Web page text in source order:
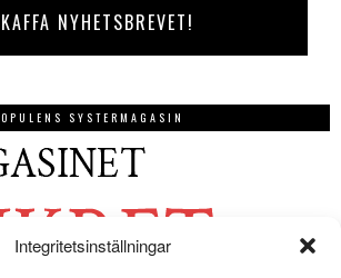
Integritetsinställningar
OPULENS SYSTERMAGASIN